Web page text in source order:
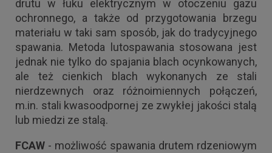
drutu w łuku elektrycznym w otoczeniu gazu
ochronnego, a także od przygotowania brzegu
materiału w taki sam sposób, jak do tradycyjnego
spawania. Metoda lutospawania stosowana jest
jednak nie tylko do spajania blach ocynkowanych,
ale też cienkich blach wykonanych ze stali
nierdzewnych oraz różnoimiennych połączeń,
m.in. stali kwasoodpornej ze zwykłej jakości stalą
lub miedzi ze stalą.
FCAW - możliwość spawania drutem rdzeniowym